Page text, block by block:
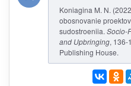
Koniagina M. N.
obosnovanie
sudostroeniia. Socio-
and Upbringing, 136-
Publishing House.